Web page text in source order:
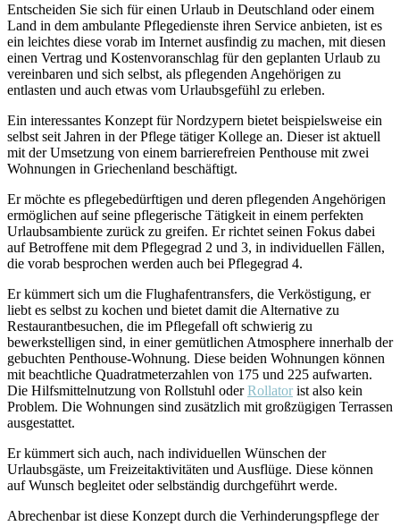
Entscheiden Sie sich für einen Urlaub in Deutschland oder einem
Land in dem ambulante Pflegedienste ihren Service anbieten, ist es
ein leichtes diese vorab im Internet ausfindig zu machen, mit diesen
einen Vertrag und Kostenvoranschlag für den geplanten Urlaub zu
vereinbaren und sich selbst, als pflegenden Angehörigen zu
entlasten und auch etwas vom Urlaubsgefühl zu erleben.
Ein interessantes Konzept für Nordzypern bietet beispielsweise ein
selbst seit Jahren in der Pflege tätiger Kollege an. Dieser ist aktuell
mit der Umsetzung von einem barrierefreien Penthouse mit zwei
Wohnungen in Griechenland beschäftigt.
Er möchte es pflegebedürftigen und deren pflegenden Angehörigen
ermöglichen auf seine pflegerische Tätigkeit in einem perfekten
Urlaubsambiente zurück zu greifen. Er richtet seinen Fokus dabei
auf Betroffene mit dem Pflegegrad 2 und 3, in individuellen Fällen,
die vorab besprochen werden auch bei Pflegegrad 4.
Er kümmert sich um die Flughafentransfers, die Verköstigung, er
liebt es selbst zu kochen und bietet damit die Alternative zu
Restaurantbesuchen, die im Pflegefall oft schwierig zu
bewerkstelligen sind, in einer gemütlichen Atmosphere innerhalb der
gebuchten Penthouse-Wohnung. Diese beiden Wohnungen können
mit beachtliche Quadratmeterzahlen von 175 und 225 aufwarten.
Die Hilfsmittelnutzung von Rollstuhl oderRollator ist also kein
Problem. Die Wohnungen sind zusätzlich mit großzügigen Terrassen
ausgestattet.
Er kümmert sich auch, nach individuellen Wünschen der
Urlaubsgäste, um Freizeitaktivitäten und Ausflüge. Diese können
auf Wunsch begleitet oder selbständig durchgeführt werde.
Abrechenbar ist diese Konzept durch die Verhinderungspflege der